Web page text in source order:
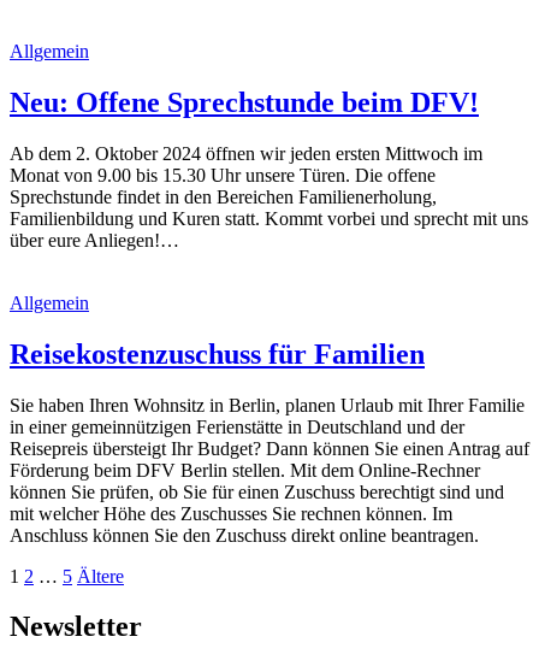
Allgemein
Neu: Offene Sprechstunde beim DFV!
Ab dem 2. Oktober 2024 öffnen wir jeden ersten Mittwoch im
Monat von 9.00 bis 15.30 Uhr unsere Türen. Die offene
Sprechstunde findet in den Bereichen Familienerholung,
Familienbildung und Kuren statt. Kommt vorbei und sprecht mit uns
über eure Anliegen!…
Allgemein
Reisekostenzuschuss für Familien
Sie haben Ihren Wohnsitz in Berlin, planen Urlaub mit Ihrer Familie
in einer gemeinnützigen Ferienstätte in Deutschland und der
Reisepreis übersteigt Ihr Budget? Dann können Sie einen Antrag auf
Förderung beim DFV Berlin stellen. Mit dem Online-Rechner
können Sie prüfen, ob Sie für einen Zuschuss berechtigt sind und
mit welcher Höhe des Zuschusses Sie rechnen können. Im
Anschluss können Sie den Zuschuss direkt online beantragen.
Seitennummerierung
der
Beiträge
Seite
1 Seite
2 … Seite
5 ÄltereÄltere
Newsletter